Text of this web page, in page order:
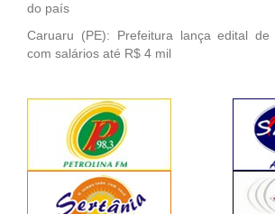
do país
Caruaru (PE): Prefeitura lança edital de
com salários até R$ 4 mil